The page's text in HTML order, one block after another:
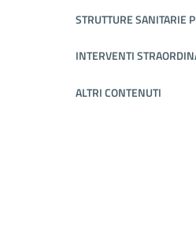
STRUTTURE SANITARIE
INTERVENTI
ALTRI CONTENUTI